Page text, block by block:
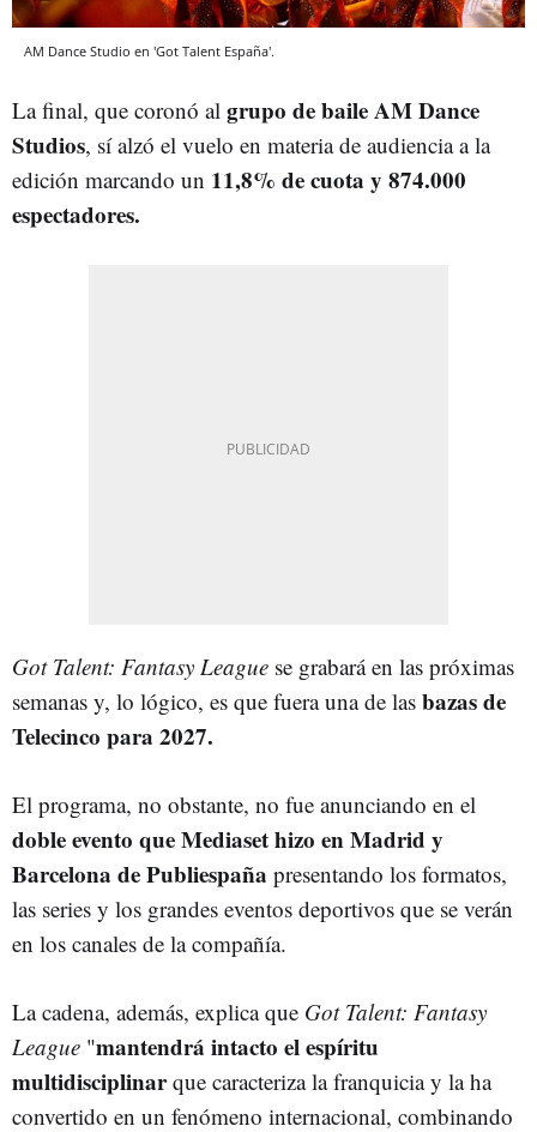
AM Dance Studio en 'Got Talent España'.
La final, que coronó al grupo de baile AM Dance
Studios, sí alzó el vuelo en materia de audiencia a la
edición marcando un 11,8% de cuota y 874.000
espectadores.
Got Talent: Fantasy League se grabará en las próximas
semanas y, lo lógico, es que fuera una de las bazas de
Telecinco para 2027.
El programa, no obstante, no fue anunciando en el
doble evento que Mediaset hizo en Madrid y
Barcelona de Publiespaña presentando los formatos,
las series y los grandes eventos deportivos que se verán
en los canales de la compañía.
La cadena, además, explica que Got Talent: Fantasy
League "mantendrá intacto el espíritu
multidisciplinarque caracteriza la franquicia y la ha
convertido en un fenómeno internacional, combinando